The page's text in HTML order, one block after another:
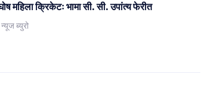
महिला क्रिकेटः भामा सी. सी. उपांत्य फेरीत
ब्युरो